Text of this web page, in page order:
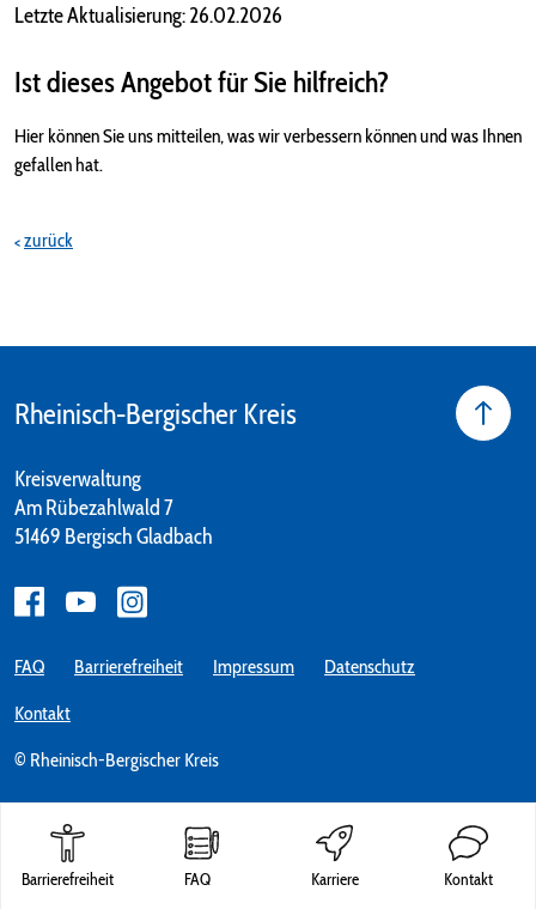
Barrierefreiheit FAQ Karriere Kontakt
Letzte Aktualisierung: 26.02.2026
Ist dieses Angebot für Sie hilfreich?
Hier können Sie uns mitteilen, was wir verbessern können und was Ihnen
gefallen hat.
zurück
Rheinisch-Bergischer Kreis
Kreisverwaltung
Am Rübezahlwald 7
51469 Bergisch Gladbach
© Rheinisch-Bergischer Kreis
FAQ Barrierefreiheit Impressum Datenschutz
Kontakt